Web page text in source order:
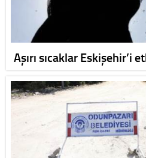
Aşırı sıcaklar Eskişehir’i